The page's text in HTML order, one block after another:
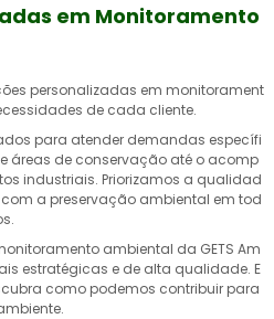
em Monitoramento
personalizadas em monitorament
de cada cliente.
para atender demandas específi
áreas de conservação até o acomp
industriais. Priorizamos a qualidad
a preservação ambiental em tod
ambiental da GETS Am
estratégicas e de alta qualidade. E
como podemos contribuir para